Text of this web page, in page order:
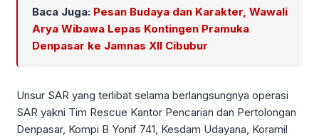
Baca Juga: Pesan Budaya dan Karakter, Wawali
Arya Wibawa Lepas Kontingen Pramuka
Denpasar ke Jamnas XII Cibubur
Unsur SAR yang terlibat selama berlangsungnya operasi
SAR yakni Tim Rescue Kantor Pencarian dan Pertolongan
Denpasar, Kompi B Yonif 741, Kesdam Udayana, Koramil